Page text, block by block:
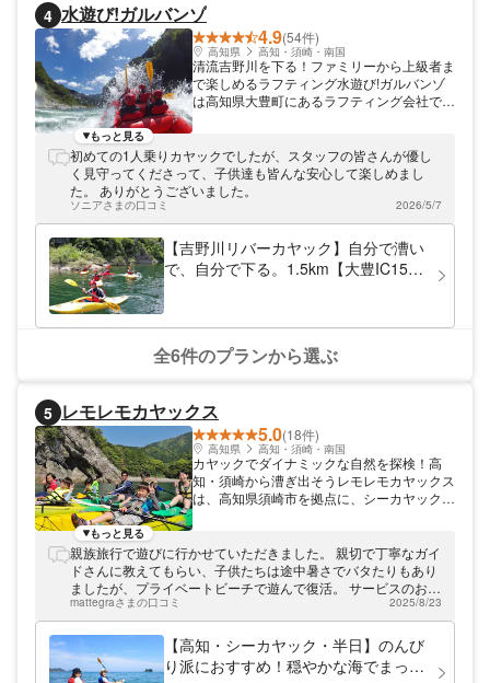
しています。運が良ければ、野生動物にも会
えますよ！ 休みの日には、雄大な大自然を
楽しみながらカヌーを漕いでみませんか。お
子様や、初心者の方も大歓迎です！
4 水遊び!ガルバンゾ
4.9(54件)
高知県 高知・須崎・南国
清流吉野川を下る！ファミリーから上級者ま
で楽しめるラフティング水遊び!ガルバンゾ
は高知県大豊町にあるラフティング会社で
しく！を合言葉に経験豊富なガイドがご案内
します 川で遊ぶ！川に浮く！その楽しさを
たくさんの人へ！をスローガンに、水遊び!
ガルバンゾはラフティングやカヤック、リバ
ーSUPを中心に、吉野川を楽しむアクティ
ビティを提供しています。一番の人気はラフ
ティング。安全に楽しく遊べるようにラフテ
ィングガイド協会の試験に合格したガイドが
のラフティングを安全に楽しんでいただこう
と、リバーランプラスには日本にわずか6名
だけのマスターガイドが在籍しています。川
つい遊び過ぎちゃっていつも時間オーバー！
社長に叱られています。 安全に楽しく、吉
野川遊びをお手伝いいたします。みなさまの
お越しを心よりおまちしております。
もっと見る
初めての1人乗りカヤックでしたが、スタッフの皆さんが優し
く見守ってくださって、子供達も皆んな安心して楽しめまし
た。 ありがとうございました。
ソニアさまの口コミ 2026/5/7
【吉野川リバーカヤック】自分で漕い
で、自分で下る。1.5km【大豊IC15
全6件のプランから選ぶ
5 レモレモカヤックス
5.0(18件)
高知県 高知・須崎・南国
カヤックでダイナミックな自然を探検！高
知・須崎から漕ぎ出そうレモレモカヤックス
は、高知県須崎市を拠点に、シーカヤックの
ば、そこは広い広い太平洋。青く澄んだ海、
ごつごつした岩場、誰もいないシークレット
ビーチ…。ダイナミックに広がる高知の海へ
ご案内いたします。アクティブに過ごした
い、のんびりスローに過ごしたい。様々なご
要望にお応えいたします！ カヤックの初め
ての一歩を、ここから踏みだそう みなさま
をご案内するのは、日本セーフティカヌーイ
もっと見る
親族旅行で遊びに行かせていただきました。 親切で丁寧なガイ
ドさんに教えてもらい、子供たちは途中暑さでバタたりもあり
ましたが、プライベートビーチで遊んで復活。 サービスのお茶
とお菓子も美味しかったです。 夏は暑いので水分を携帯してい
くのが良いと思います。 また遊びに行きたいです。
mattegraさまの口コミ 2025/8/23
【高知・シーカヤック・半日】のんび
り派におすすめ！穏やかな海でまった